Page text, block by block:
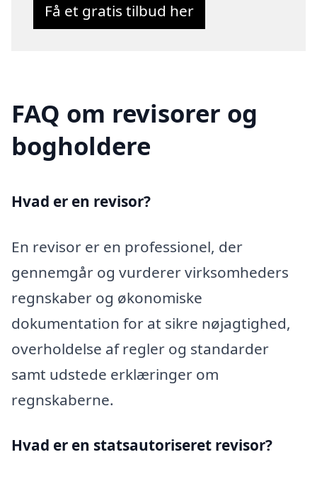
Få et gratis tilbud her
FAQ om revisorer og
bogholdere
Hvad er en revisor?
En revisor er en professionel, der
gennemgår og vurderer virksomheders
regnskaber og økonomiske
dokumentation for at sikre nøjagtighed,
overholdelse af regler og standarder
samt udstede erklæringer om
regnskaberne.
Hvad er en statsautoriseret revisor?